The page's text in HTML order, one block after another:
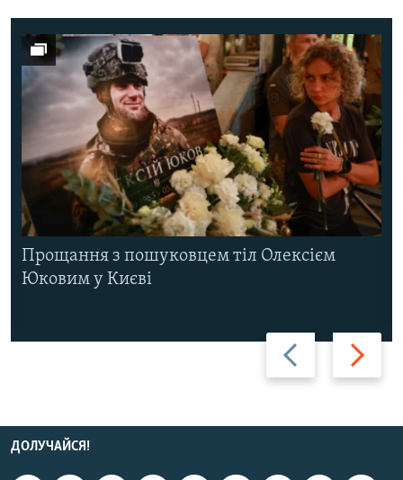
Назад Вперед
Прощання з пошуковцем тіл Олексієм
Юковим у Києві
ДОЛУЧАЙСЯ!